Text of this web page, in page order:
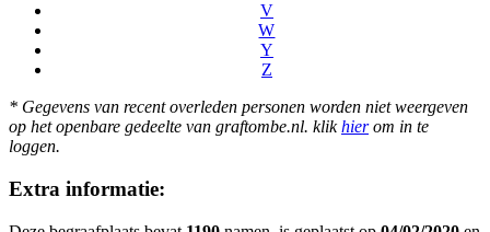
V
W
Y
Z
* Gegevens van recent overleden personen worden niet weergeven
op het openbare gedeelte van graftombe.nl. klikhierom in te
loggen.
Extra informatie: